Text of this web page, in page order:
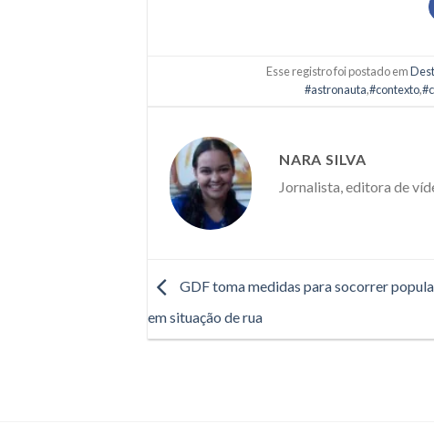
Esse registro foi postado em
#astronauta,#contexto,
NARA SILVA
Jornalista, editora de
GDF toma medidas para socorrer
em situação de rua